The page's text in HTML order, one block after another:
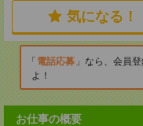
気になる！
電話応募
なら、会員
よ！
お仕事の概要